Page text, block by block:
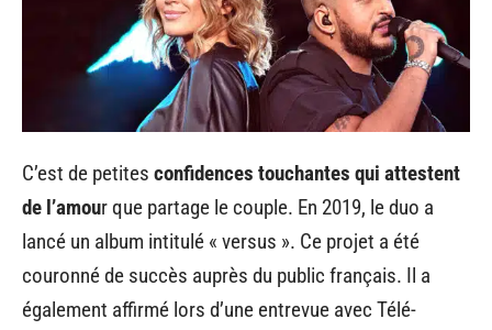
C’est de petites confidences touchantes qui attestent
de l’amour que partage le couple. En 2019, le duo a
lancé un album intitulé « versus ». Ce projet a été
couronné de succès auprès du public français. Il a
également affirmé lors d’une entrevue avec Télé-